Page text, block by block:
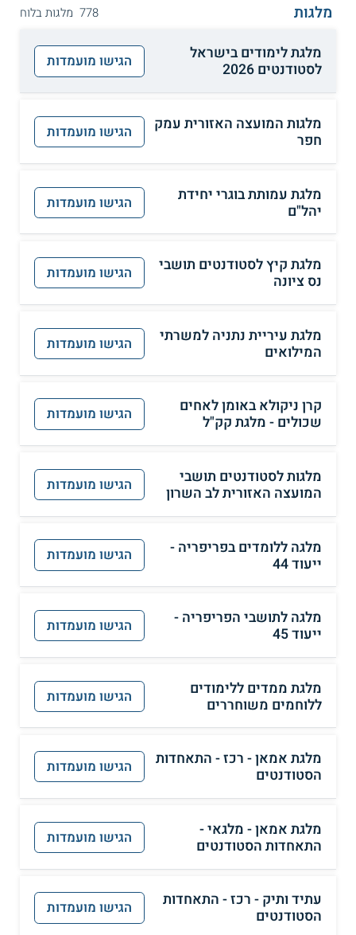
מלגות
778 מלגות בלוח
מלגת לימודים בישראל
לסטודנטים 2026
הגישו מועמדות
מלגות המועצה האזורית עמק
חפר
הגישו מועמדות
מלגת עמותת בוגרי יחידת
יהל"ם
הגישו מועמדות
מלגת קיץ לסטודנטים תושבי
נס ציונה
הגישו מועמדות
מלגת עיריית נתניה למשרתי
המילואים
הגישו מועמדות
קרן ניקולא באומן לאחים
שכולים - מלגת קק"ל
הגישו מועמדות
מלגות לסטודנטים תושבי
המועצה האזורית לב השרון
הגישו מועמדות
מלגה ללומדים בפריפריה -
ייעוד 44
הגישו מועמדות
מלגה לתושבי הפריפריה -
ייעוד 45
הגישו מועמדות
מלגת ממדים ללימודים
ללוחמים משוחררים
הגישו מועמדות
מלגת אמאן - רכז - התאחדות
הסטודנטים
הגישו מועמדות
מלגת אמאן - מלגאי -
התאחדות הסטודנטים
הגישו מועמדות
עתיד ותיק - רכז - התאחדות
הסטודנטים
הגישו מועמדות